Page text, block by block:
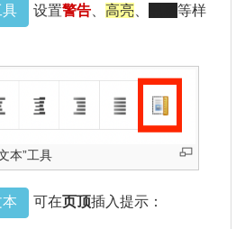
设置警告 高亮
等样
本”工具
可在 页顶插入提示：